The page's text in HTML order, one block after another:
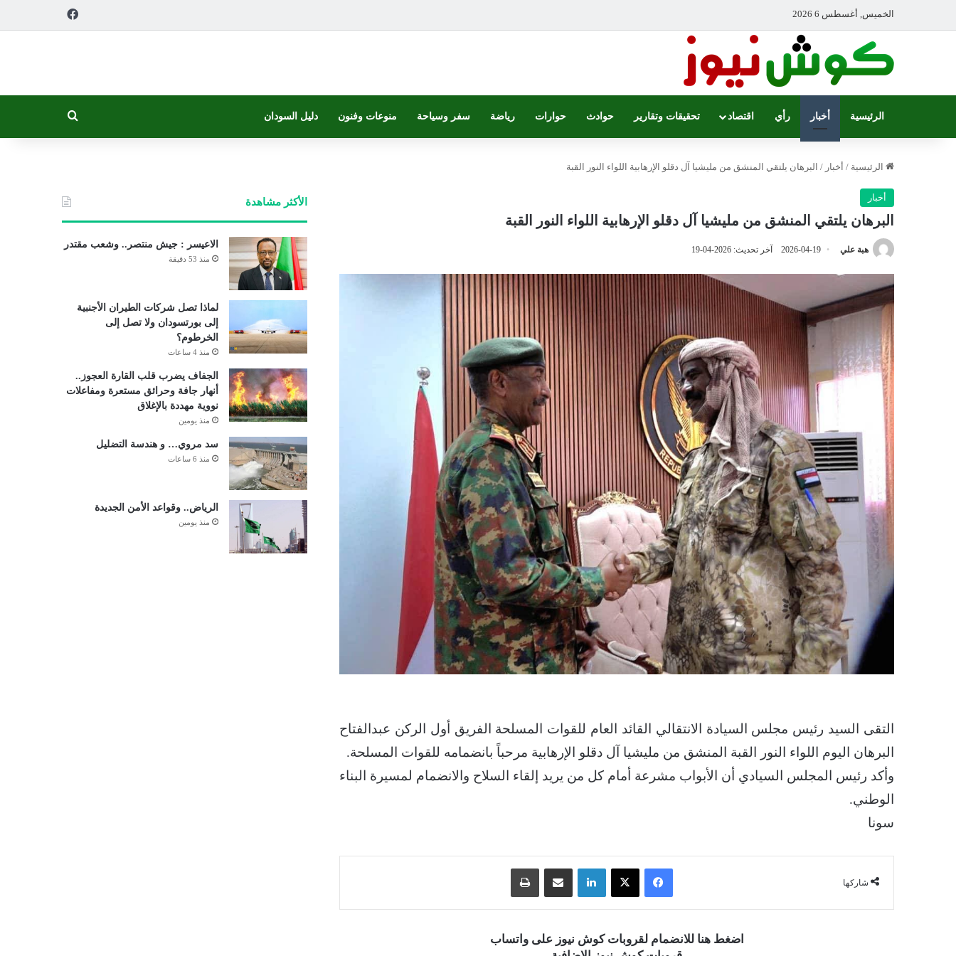
الخميس, أغسطس 6 2026
الرئيسية أخبار رأي اقتصاد تحقيقات وتقارير حوادث حوارات رياضة سفر وسياحة منوعات وفنون دليل السودان
الرئيسية / أخبار / البرهان يلتقي المنشق من مليشيا آل دقلو الإرهابية اللواء النور القبة
أخبار
البرهان يلتقي المنشق من مليشيا آل دقلو الإرهابية اللواء النور القبة
هبة علي 2026-04-19 آخر تحديث: 2026-04-19
التقى السيد رئيس مجلس السيادة الانتقالي القائد العام للقوات المسلحة الفريق أول الركن عبدالفتاح
البرهان اليوم اللواء النور القبة المنشق من مليشيا آل دقلو الإرهابية مرحباً بانضمامه للقوات المسلحة.
وأكد رئيس المجلس السيادي أن الأبواب مشرعة أمام كل من يريد إلقاء السلاح والانضمام لمسيرة البناء
الوطني.
سونا
شاركها
فيسبوك ‫X لينكدإن مشاركة عبر البريد
اضغط هنا للانضمام لقروبات كوش نيوز على واتساب
الأكثر مشاهدة
الاعيسر : جيش منتصر.. وشعب مقتدر
منذ 53 دقيقة
لماذا تصل شركات الطيران الأجنبية
إلى بورتسودان ولا تصل إلى
الخرطوم؟
منذ 4 ساعات
الجفاف يضرب قلب القارة العجوز..
أنهار جافة وحرائق مستعرة ومفاعلات
نووية مهددة بالإغلاق
منذ يومين
سد مروي… و هندسة التضليل
منذ 6 ساعات
الرياض.. وقواعد الأمن الجديدة
منذ يومين